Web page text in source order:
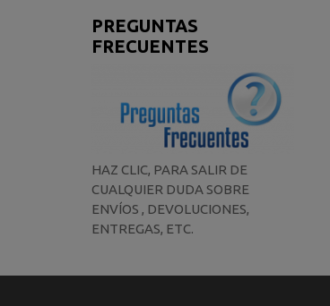
PREGUNTAS
FRECUENTES
HAZ CLIC, PARA SALIR DE
CUALQUIER DUDA SOBRE
ENVÍOS , DEVOLUCIONES,
ENTREGAS, ETC.